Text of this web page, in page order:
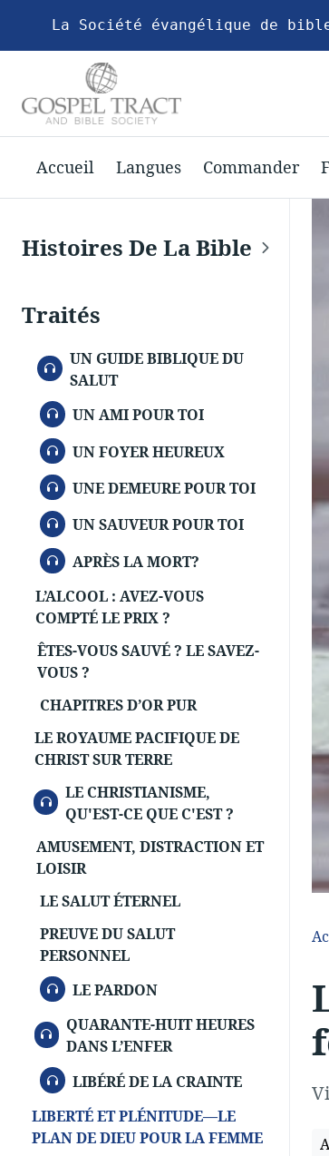
La Société évangélique de
Accueil Langues Commander
Histoires De La Bible
Traités
AUDIO
UN GUIDE BIBLIQUE DU
SALUT
AUDIO
UN AMI POUR TOI
AUDIO
UN FOYER HEUREUX
AUDIO
UNE DEMEURE POUR TOI
AUDIO
UN SAUVEUR POUR TOI
AUDIO
APRÈS LA MORT?
L’ALCOOL : AVEZ-VOUS
COMPTÉ LE PRIX ?
ÊTES-VOUS SAUVÉ ? LE SAVEZ-
VOUS ?
CHAPITRES D’OR PUR
LE ROYAUME PACIFIQUE DE
CHRIST SUR TERRE
AUDIOLE CHRISTIANISME,
QU'EST-CE QUE C'EST ?
AMUSEMENT, DISTRACTION ET
LOISIR
LE SALUT ÉTERNEL
PREUVE DU SALUT
PERSONNEL
AUDIOLE PARDON
AUDIO
QUARANTE-HUIT HEURES
DANS L’ENFER
AUDIO
LIBÉRÉ DE LA CRAINTE
LIBERTÉ ET PLÉNITUDE—LE
PLAN DE DIEU POUR LA FEMME